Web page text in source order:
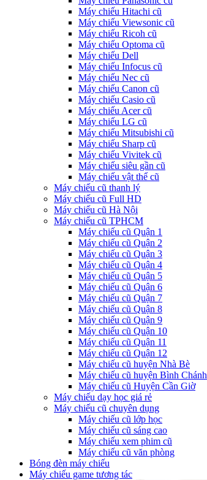
Máy chiếu Hitachi cũ
Máy chiếu Viewsonic cũ
Máy chiếu Ricoh cũ
Máy chiếu Optoma cũ
Máy chiếu Dell
Máy chiếu Infocus cũ
Máy chiếu Nec cũ
Máy chiếu Canon cũ
Máy chiếu Casio cũ
Máy chiếu Acer cũ
Máy chiếu LG cũ
Máy chiếu Mitsubishi cũ
Máy chiếu Sharp cũ
Máy chiếu Vivitek cũ
Máy chiếu siêu gần cũ
Máy chiếu vật thể cũ
Máy chiếu cũ thanh lý
Máy chiếu cũ Full HD
Máy chiếu cũ Hà Nội
Máy chiếu cũ TPHCM
Máy chiếu cũ Quận 1
Máy chiếu cũ Quận 2
Máy chiếu cũ Quận 3
Máy chiếu cũ Quận 4
Máy chiếu cũ Quận 5
Máy chiếu cũ Quận 6
Máy chiếu cũ Quận 7
Máy chiếu cũ Quận 8
Máy chiếu cũ Quận 9
Máy chiếu cũ Quận 10
Máy chiếu cũ Quận 11
Máy chiếu cũ Quận 12
Máy chiếu cũ huyện Nhà Bè
Máy chiếu cũ huyện Bình Chánh
Máy chiếu cũ Huyện Cần Giờ
Máy chiếu dạy học giá rẻ
Máy chiếu cũ chuyên dụng
Máy chiếu cũ lớp học
Máy chiếu cũ sáng cao
Máy chiếu xem phim cũ
Máy chiếu cũ văn phòng
Bóng đèn máy chiếu
Máy chiếu game tương tác